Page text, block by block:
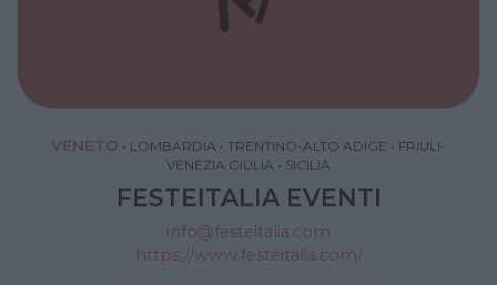
VENETO • LOMBARDIA • TRENTINO-ALTO ADIGE • FRIULI-
VENEZIA GIULIA • SICILIA
FESTEITALIA EVENTI
info@festeitalia.com
https://www.festeitalia.com/